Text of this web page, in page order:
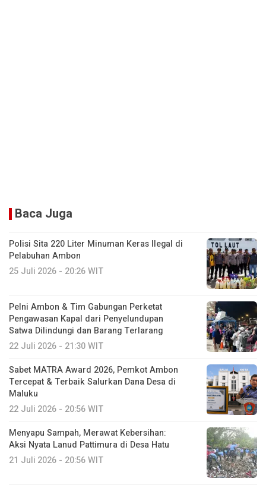
Baca Juga
Polisi Sita 220 Liter Minuman Keras Ilegal di
Pelabuhan Ambon
25 Juli 2026 - 20:26 WIT
Pelni Ambon & Tim Gabungan Perketat
Pengawasan Kapal dari Penyelundupan
Satwa Dilindungi dan Barang Terlarang
22 Juli 2026 - 21:30 WIT
Sabet MATRA Award 2026, Pemkot Ambon
Tercepat & Terbaik Salurkan Dana Desa di
Maluku
22 Juli 2026 - 20:56 WIT
Menyapu Sampah, Merawat Kebersihan:
Aksi Nyata Lanud Pattimura di Desa Hatu
21 Juli 2026 - 20:56 WIT